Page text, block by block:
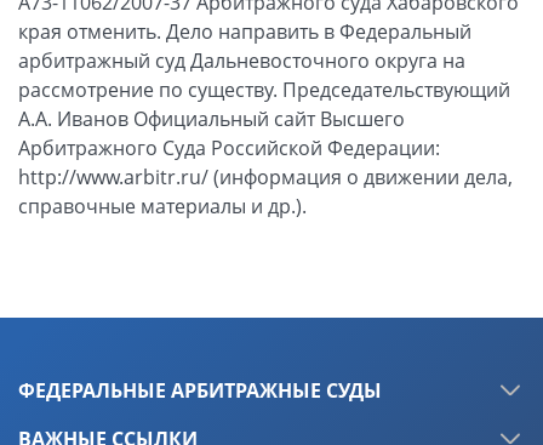
края отменить. Дело направить в Федеральный
арбитражный суд Дальневосточного округа на
рассмотрение по существу. Председательствующий
А.А. Иванов Официальный сайт Высшего
Арбитражного Суда Российской Федерации:
http://www.arbitr.ru/ (информация о движении дела,
справочные материалы и др.).
ФЕДЕРАЛЬНЫЕ АРБИТРАЖНЫЕ СУДЫ
ВАЖНЫЕ ССЫЛКИ